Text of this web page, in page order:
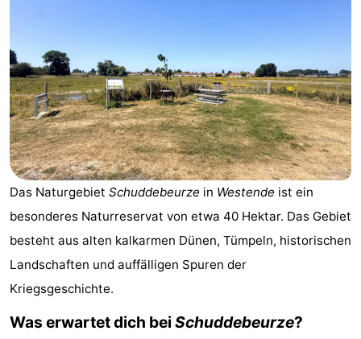
Appartements
-
Holiday
Suites
Nieuwpoort
-
Holiday
Suites
Campingplätze
Ferienhäuser
Nieuwpoort
-
Oostduinkerke
Das Naturgebiet Schuddebeurze in Westende ist ein
besonderes Naturreservat von etwa 40 Hektar. Das Gebiet
besteht aus alten kalkarmen Dünen, Tümpeln, historischen
Landschaften und auffälligen Spuren der
Kriegsgeschichte.
Was erwartet dich bei Schuddebeurze?